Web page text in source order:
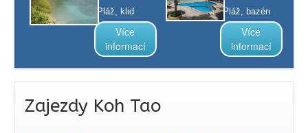
Pláž, klid
Pláž, bazén
Více
informací
Více
informací
Zajezdy Koh Tao